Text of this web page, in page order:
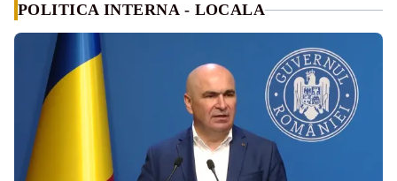
POLITICA INTERNA - LOCALA